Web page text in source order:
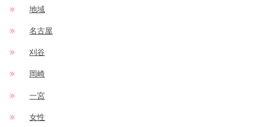
地域
名古屋
刈谷
岡崎
一宮
女性